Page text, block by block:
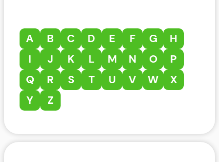
A B C D E F G
H
I
J K L M N O
P
Q
R S T U V W
X
Y
Z